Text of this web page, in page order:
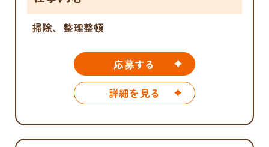
掃除、整理整頓
応募する
詳細を見る